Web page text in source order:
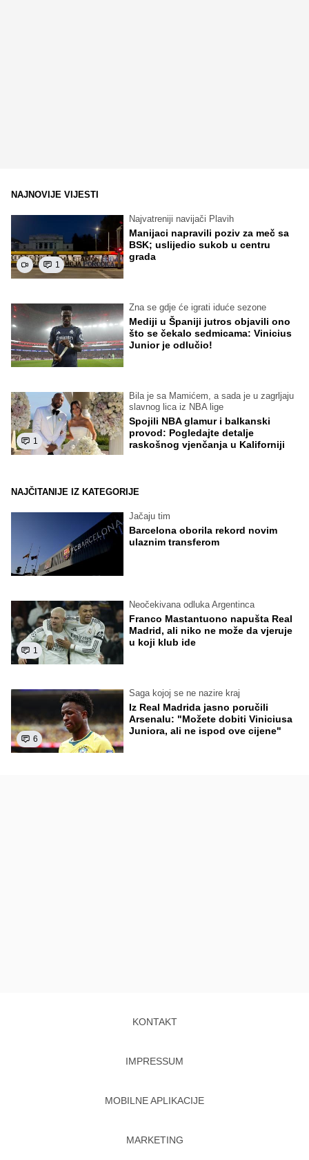
NAJNOVIJE VIJESTI
1
Najvatreniji navijači Plavih
Manijaci napravili poziv za meč sa
BSK; uslijedio sukob u centru
grada
Zna se gdje će igrati iduće sezone
Mediji u Španiji jutros objavili ono
što se čekalo sedmicama: Vinicius
Junior je odlučio!
1
Bila je sa Mamićem, a sada je u zagrljaju
slavnog lica iz NBA lige
Spojili NBA glamur i balkanski
provod: Pogledajte detalje
raskošnog vjenčanja u Kaliforniji
NAJČITANIJE IZ KATEGORIJE
Jačaju tim
Barcelona oborila rekord novim
ulaznim transferom
1
Neočekivana odluka Argentinca
Franco Mastantuono napušta Real
Madrid, ali niko ne može da vjeruje
u koji klub ide
6
Saga kojoj se ne nazire kraj
Iz Real Madrida jasno poručili
Arsenalu: "Možete dobiti Viniciusa
Juniora, ali ne ispod ove cijene"
KONTAKT
IMPRESSUM
MOBILNE APLIKACIJE
MARKETING